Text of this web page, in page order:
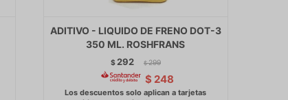
ADITIVO - LIQUIDO DE FRENO DOT-3
350 ML. ROSHFRANS
$ 292 $ 299
$ 248